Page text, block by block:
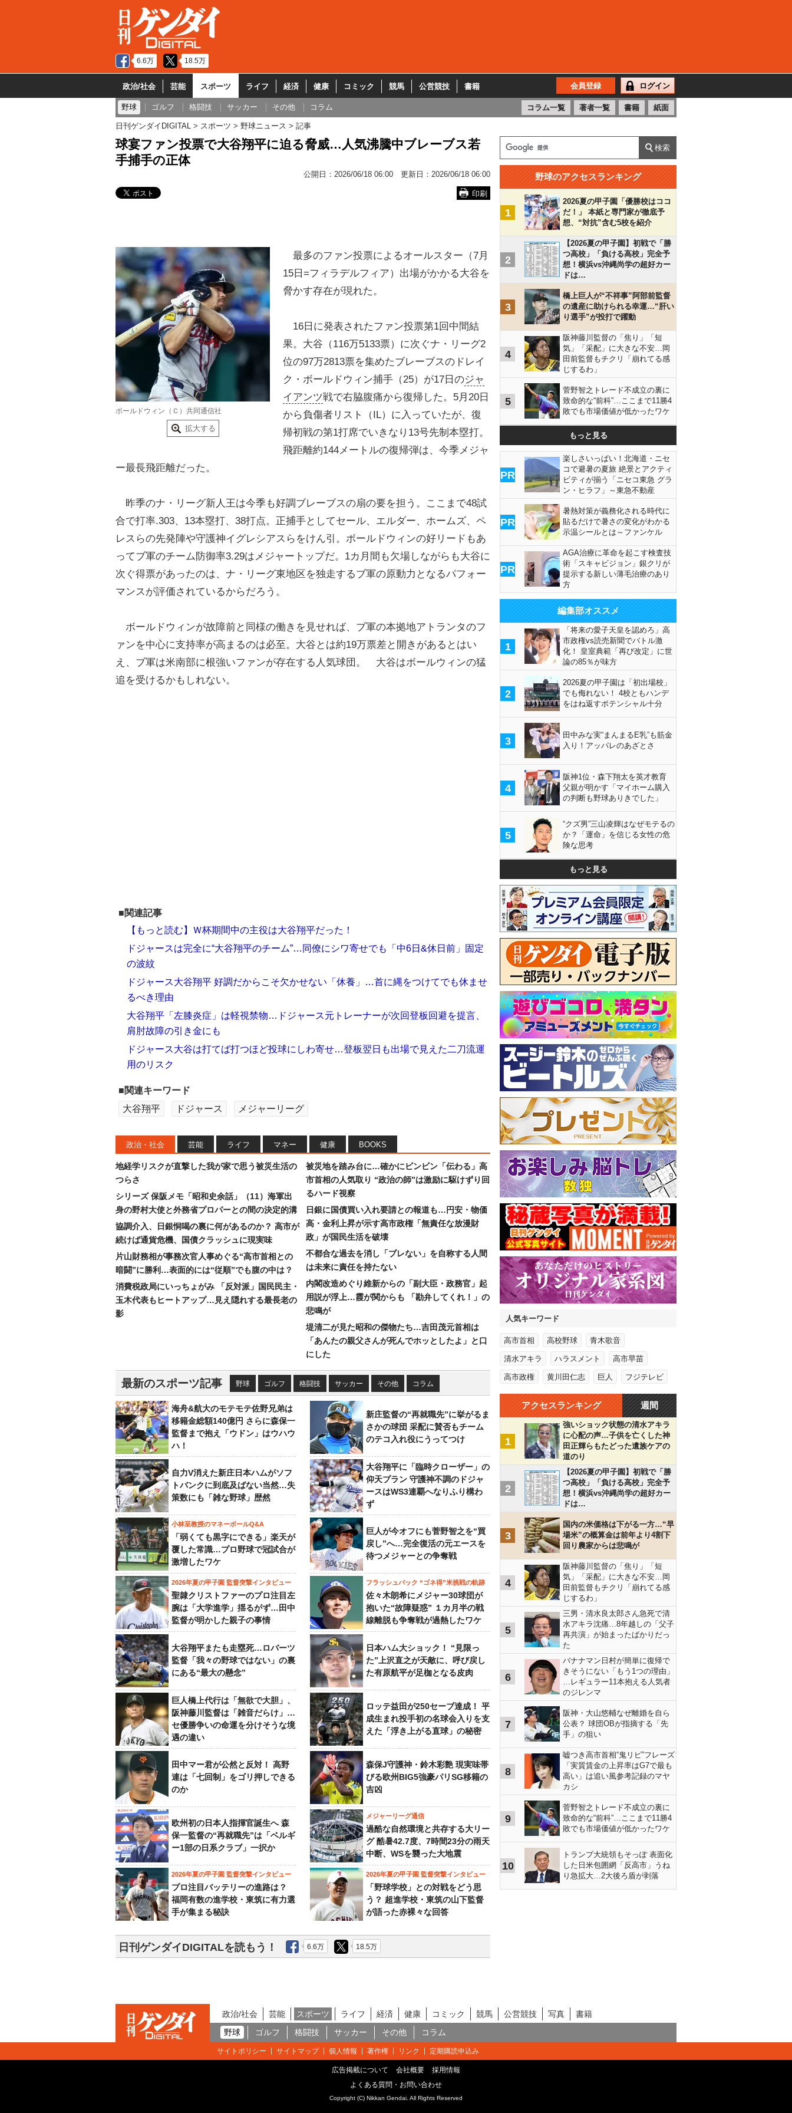
6.6万 18.5万
政治/社会 芸能 スポーツ ライフ 経済 健康 コミック 競馬 公営競技 書籍 会員登録 ログイン
野球 ゴルフ 格闘技 サッカー その他 コラム コラム一覧 著者一覧 書籍 紙面
日刊ゲンダイDIGITAL スポーツ 野球ニュース 記事
球宴ファン投票で大谷翔平に迫る脅威…人気沸騰中ブレーブス若
手捕手の正体
公開日： 2026/06/18 06:00 更新日： 2026/06/18 06:00
印刷
ボールドウィン（Ｃ）共同通信社
拡大する
最多のファン投票によるオールスター（7月
15日=フィラデルフィア）出場がかかる大谷を
脅かす存在が現れた。
16日に発表されたファン投票第1回中間結
果。大谷（116万5133票）に次ぐナ・リーグ2
位の97万2813票を集めたブレーブスのドレイ
ク・ボールドウィン捕手（25）が17日のジャ
イアンツ戦で右脇腹痛から復帰した。5月20日
から負傷者リスト（IL）に入っていたが、復
帰初戦の第1打席でいきなり13号先制本塁打。
飛距離約144メートルの復帰弾は、今季メジャ
ー最長飛距離だった。
昨季のナ・リーグ新人王は今季も好調ブレーブスの扇の要を担う。ここまで48試
合で打率.303、13本塁打、38打点。正捕手としてセール、エルダー、ホームズ、ペ
レスらの先発陣や守護神イグレシアスらをけん引。ボールドウィンの好リードもあ
ってブ軍のチーム防御率3.29はメジャートップだ。1カ月間も欠場しながらも大谷に
次ぐ得票があったのは、ナ・リーグ東地区を独走するブ軍の原動力となるパフォー
マンスが評価されているからだろう。
ボールドウィンが故障前と同様の働きを見せれば、ブ軍の本拠地アトランタのフ
ァンを中心に支持率が高まるのは必至。大谷とは約19万票差と開きがあるとはい
え、ブ軍は米南部に根強いファンが存在する人気球団。 大谷はボールウィンの猛
追を受けるかもしれない。
■関連記事
【もっと読む】Ｗ杯期間中の主役は大谷翔平だった！
ドジャースは完全に“大谷翔平のチーム”…同僚にシワ寄せでも「中6日&休日前」固定
の波紋
ドジャース大谷翔平 好調だからこそ欠かせない「休養」…首に縄をつけてでも休ませ
るべき理由
大谷翔平「左膝炎症」は軽視禁物…ドジャース元トレーナーが次回登板回避を提言、
肩肘故障の引き金にも
ドジャース大谷は打てば打つほど投球にしわ寄せ…登板翌日も出場で見えた二刀流運
用のリスク
■関連キーワード
大谷翔平
ドジャース メジャーリーグ
政治・社会 芸能 ライフ マネー 健康 BOOKS
地経学リスクが直撃した我が家で思う被災生活の
つらさ
シリーズ 保阪メモ「昭和史余話」（11）海軍出
身の野村大使と外務省プロパーとの間の決定的溝
協調介入、日銀恫喝の裏に何があるのか？ 高市が
続けば通貨危機、国債クラッシュに現実味
片山財務相が事務次官人事めぐる“高市首相との
暗闘”に勝利…表面的には“従順”でも腹の中は？
消費税政局にいっちょがみ 「反対派」国民民主・
玉木代表もヒートアップ…見え隠れする最長老の
影
被災地を踏み台に…確かにビンビン「伝わる」高
市首相の人気取り “政治の師”は激励に駆けずり回
るハード視察
日銀に国債買い入れ要請との報道も…円安・物価
高・金利上昇が示す高市政権「無責任な放漫財
政」が国民生活を破壊
不都合な過去を消し「ブレない」を自称する人間
は未来に責任を持たない
内閣改造めぐり維新からの「副大臣・政務官」起
用説が浮上…霞が関からも 「勘弁してくれ！」の
悲鳴が
堤清二が見た昭和の傑物たち…吉田茂元首相は
「あんたの親父さんが死んでホッとしたよ」と口
にした
最新のスポーツ記事 野球 ゴルフ 格闘技 サッカー その他 コラム
海舟&航大のモテモテ佐野兄弟は
移籍金総額140億円 さらに森保一
監督まで抱え「ウドン」はウハウ
ハ！
新庄監督の“再就職先”に挙がるま
さかの球団 采配に賛否もチーム
のテコ入れ役にうってつけ
自力V消えた新庄日本ハムがソフ
トバンクに到底及ばない当然…失
策数にも「雑な野球」歴然
大谷翔平に「臨時クローザー」の
仰天プラン 守護神不調のドジャ
ースはWS3連覇へなりふり構わ
ず
小林至教授のマネーボールQ&A
「弱くても黒字にできる」楽天が
覆した常識…プロ野球で冠試合が
激増したワケ
巨人が今オフにも菅野智之を“買
戻し”へ…完全復活の元エースを
待つメジャーとの争奪戦
2026年夏の甲子園 監督突撃インタビュー
聖隷クリストファーのプロ注目左
腕は「大学進学」揺るがず…田中
監督が明かした親子の事情
フラッシュバック “ゴネ得”米挑戦の軌跡
佐々木朗希にメジャー30球団が
抱いた“故障疑惑” １カ月半の戦
線離脱も争奪戦が過熱したワケ
大谷翔平またも走塁死…ロバーツ
監督「我々の野球ではない」の裏
にある“最大の懸念”
日本ハム大ショック！ “見限っ
た”上沢直之が天敵に、呼び戻し
た有原航平が足枷となる皮肉
巨人橋上代行は「無欲で大胆」、
阪神藤川監督は「雑音だらけ」…
セ優勝争いの命運を分けそうな境
遇の違い
ロッテ益田が250セーブ達成！ 平
成生まれ投手初の名球会入りを支
えた「浮き上がる直球」の秘密
田中マー君が公然と反対！ 高野
連は「七回制」をゴリ押しできる
のか
森保J守護神・鈴木彩艶 現実味帯
びる欧州BIG5強豪パリSG移籍の
吉凶
欧州初の日本人指揮官誕生へ 森
保一監督の“再就職先”は「ベルギ
ー1部の日系クラブ」一択か
メジャーリーグ通信
過酷な自然環境と共存する大リー
グ 酷暑42.7度、7時間23分の雨天
中断、WSを襲った大地震
2026年夏の甲子園 監督突撃インタビュー
プロ注目バッテリーの進路は？
福岡有数の進学校・東筑に有力選
手が集まる秘訣
2026年夏の甲子園 監督突撃インタビュー
「野球学校」との対戦をどう思
う？ 超進学校・東筑の山下監督
が語った赤裸々な回答
日刊ゲンダイDIGITALを読もう！ 6.6万 18.5万
野球のアクセスランキング
1
2026夏の甲子園「優勝校はココ
だ！」 本紙と専門家が徹底予
想、“対抗”含む5校を紹介
2
【2026夏の甲子園】初戦で「勝
つ高校」「負ける高校」完全予
想！横浜vs沖縄尚学の超好カー
ドは…
3
橋上巨人が“不祥事”阿部前監督
の遺産に助けられる幸運…“肝い
り選手”が投打で躍動
4
阪神藤川監督の「焦り」「短
気」「采配」に大きな不安…岡
田前監督もチクリ「崩れてる感
じするわ」
5
菅野智之トレード不成立の裏に
致命的な“前科”…ここまで11勝4
敗でも市場価値が低かったワケ
もっと見る
PR
楽しさいっぱい！北海道・ニセ
コで避暑の夏旅 絶景とアクティ
ビティが揃う「ニセコ東急 グラ
ン・ヒラフ」～東急不動産
PR
暑熱対策が義務化される時代に
貼るだけで暑さの変化がわかる
示温シールとは～ファンケル
PR
AGA治療に革命を起こす検査技
術「スキャビジョン」銀クリが
提示する新しい薄毛治療のあり
方
編集部オススメ
1
「将来の愛子天皇を認めろ」高
市政権vs読売新聞でバトル激
化！ 皇室典範「再び改定」に世
論の85％が味方
2
2026夏の甲子園は「初出場校」
でも侮れない！ 4校ともハンデ
をはね返すポテンシャル十分
3
田中みな実“まんまるE乳”も筋金
入り！アッパレのあざとさ
4
阪神1位・森下翔太を英才教育
父親が明かす「マイホーム購入
の判断も野球ありきでした」
5
“クズ男”三山凌輝はなぜモテるの
か？「運命」を信じる女性の危
険な思考
もっと見る
人気キーワード
高市首相 高校野球 青木歌音
清水アキラ ハラスメント 高市早苗
高市政権 黄川田仁志 巨人 フジテレビ
アクセスランキング 週間
1
強いショック状態の清水アキラ
に心配の声…子供を亡くした神
田正輝らもたどった遺族ケアの
道のり
2
【2026夏の甲子園】初戦で「勝
つ高校」「負ける高校」完全予
想！横浜vs沖縄尚学の超好カー
ドは…
3
国内の米価格は下がる一方…“早
場米”の概算金は前年より4割下
回り農家からは悲鳴が
4
阪神藤川監督の「焦り」「短
気」「采配」に大きな不安…岡
田前監督もチクリ「崩れてる感
じするわ」
5
三男・清水良太郎さん急死で清
水アキラ沈痛…8年越しの「父子
再共演」が始まったばかりだっ
た
6
バナナマン日村が簡単に復帰で
きそうにない「もう1つの理由」
…レギュラー11本抱える人気者
のジレンマ
7
阪神・大山悠輔なぜ離婚を自ら
公表？ 球団OBが指摘する「先
手」の狙い
8
嘘つき高市首相“鬼リピ”フレーズ
「実質賃金の上昇率はG7で最も
高い」は追い風参考記録のマヤ
カシ
9
菅野智之トレード不成立の裏に
致命的な“前科”…ここまで11勝4
敗でも市場価値が低かったワケ
10
トランプ大統領もそっぽ 表面化
した日米包囲網「反高市」うね
り急拡大…2大後ろ盾が剥落
政治/社会 芸能 スポーツ ライフ 経済 健康 コミック 競馬 公営競技 写真
書籍
野球
ゴルフ 格闘技 サッカー その他 コラム
サイトポリシー サイトマップ 個人情報 著作権 リンク 定期購読申込み
広告掲載について 会社概要
採用情報
よくある質問・お問い合わせ
Copyright (C) Nikkan Gendai. All Rights Reserved